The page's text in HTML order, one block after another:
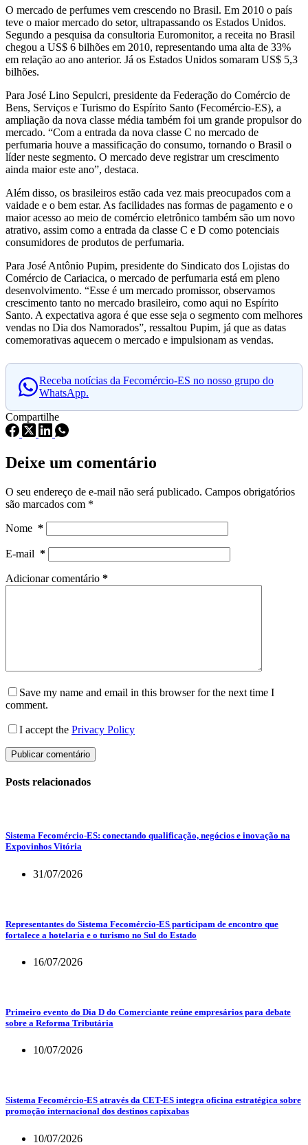
O mercado de perfumes vem crescendo no Brasil. Em 2010 o país
teve o maior mercado do setor, ultrapassando os Estados Unidos.
Segundo a pesquisa da consultoria Euromonitor, a receita no Brasil
chegou a US$ 6 bilhões em 2010, representando uma alta de 33%
em relação ao ano anterior. Já os Estados Unidos somaram US$ 5,3
bilhões.
Para José Lino Sepulcri, presidente da Federação do Comércio de
Bens, Serviços e Turismo do Espírito Santo (Fecomércio-ES), a
ampliação da nova classe média também foi um grande propulsor do
mercado. “Com a entrada da nova classe C no mercado de
perfumaria houve a massificação do consumo, tornando o Brasil o
líder neste segmento. O mercado deve registrar um crescimento
ainda maior este ano”, destaca.
Além disso, os brasileiros estão cada vez mais preocupados com a
vaidade e o bem estar. As facilidades nas formas de pagamento e o
maior acesso ao meio de comércio eletrônico também são um novo
atrativo, assim como a entrada da classe C e D como potenciais
consumidores de produtos de perfumaria.
Para José Antônio Pupim, presidente do Sindicato dos Lojistas do
Comércio de Cariacica, o mercado de perfumaria está em pleno
desenvolvimento. “Esse é um mercado promissor, observamos
crescimento tanto no mercado brasileiro, como aqui no Espírito
Santo. A expectativa agora é que esse seja o segmento com melhores
vendas no Dia dos Namorados”, ressaltou Pupim, já que as datas
comemorativas aquecem o mercado e impulsionam as vendas.
Receba notícias da Fecomércio-ES no nosso grupo do
WhatsApp.
Compartilhe
Deixe um comentário
O seu endereço de e-mail não será publicado. Campos obrigatórios
são marcados com *
Nome *
E-mail *
Adicionar comentário *
Save my name and email in this browser for the next time I
comment.
I accept the Privacy Policy
Publicar comentário
Posts relacionados
Sistema Fecomércio-ES: conectando qualificação, negócios e inovação na
Expovinhos Vitória
31/07/2026
Representantes do Sistema Fecomércio-ES participam de encontro que
fortalece a hotelaria e o turismo no Sul do Estado
16/07/2026
Primeiro evento do Dia D do Comerciante reúne empresários para debate
sobre a Reforma Tributária
10/07/2026
Sistema Fecomércio-ES através da CET-ES integra oficina estratégica sobre
promoção internacional dos destinos capixabas
10/07/2026